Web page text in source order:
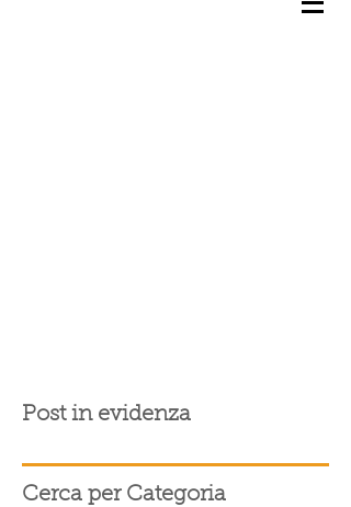
Post in evidenza
Cerca per Categoria